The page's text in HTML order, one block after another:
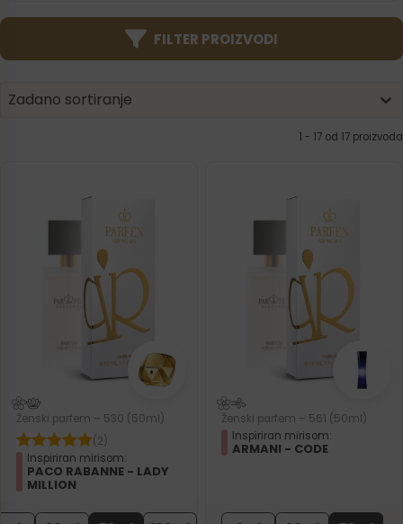
FILTER PROIZVODI
Product | Sorting
Sort content
Zadano sortiranje
Sort content
1 - 17 od 17 proizvoda
Ženski parfem – 530 (50ml)
(2)
Inspiriran mirisom:
PACO RABANNE - LADY
MILLION
Ženski parfem – 561 (50ml)
Inspiriran mirisom:
ARMANI - CODE